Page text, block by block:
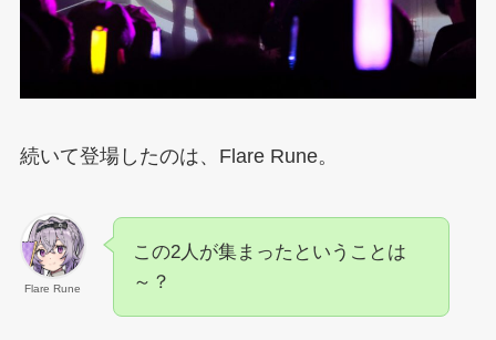
続いて登場したのは、Flare Rune。
Flare Rune
この2人が集まったということは
～？